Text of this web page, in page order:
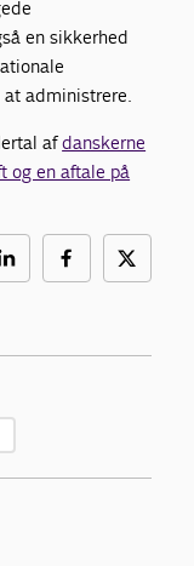
en sikkerhed
administrere.
afdanskerne
og en aftale på